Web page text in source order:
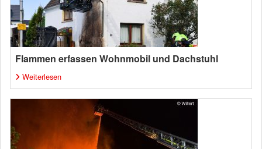
Flammen erfassen Wohnmobil und Dachstuhl
Weiterlesen